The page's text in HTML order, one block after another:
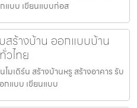
แบบ เขียนแบบก่อส
สร้างบ้าน ออกแบบบ้าน
วไทย
มเดิร์น สร้างบ้านหรู สร้างอาคาร รับ
กแบบ เขียนแบบ